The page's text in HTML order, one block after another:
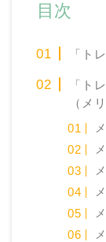
目次
「ト
「ト
（メ